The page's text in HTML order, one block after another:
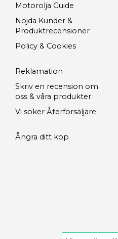
Motorolja Guide
Nöjda Kunder &
Produktrecensioner
Policy & Cookies
Reklamation
Skriv en recension om
oss & våra produkter
Vi söker Återförsäljare
Ångra ditt köp